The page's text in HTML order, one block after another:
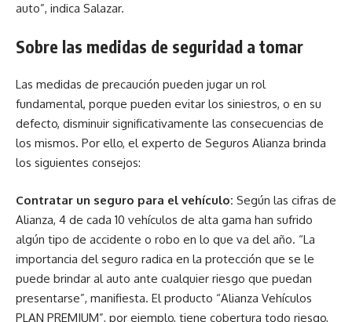
auto”, indica Salazar.
Sobre las medidas de seguridad a tomar
Las medidas de precaución pueden jugar un rol
fundamental, porque pueden evitar los siniestros, o en su
defecto, disminuir significativamente las consecuencias de
los mismos. Por ello, el experto de Seguros Alianza brinda
los siguientes consejos:
Contratar un seguro para el vehículo: Según las cifras de
Alianza, 4 de cada 10 vehículos de alta gama han sufrido
algún tipo de accidente o robo en lo que va del año. “La
importancia del seguro radica en la protección que se le
puede brindar al auto ante cualquier riesgo que puedan
presentarse”, manifiesta. El producto “Alianza Vehículos
PLAN PREMIUM”, por ejemplo, tiene cobertura todo riesgo,